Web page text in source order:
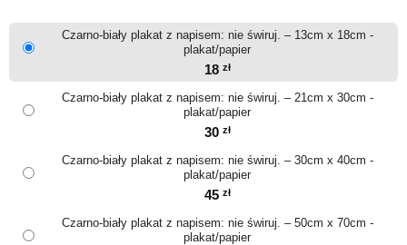
Czarno-biały plakat z napisem: nie świruj. – 13cm x 18cm -
plakat/papier
18 zł
Czarno-biały plakat z napisem: nie świruj. – 21cm x 30cm -
plakat/papier
30 zł
Czarno-biały plakat z napisem: nie świruj. – 30cm x 40cm -
plakat/papier
45 zł
Czarno-biały plakat z napisem: nie świruj. – 50cm x 70cm -
plakat/papier